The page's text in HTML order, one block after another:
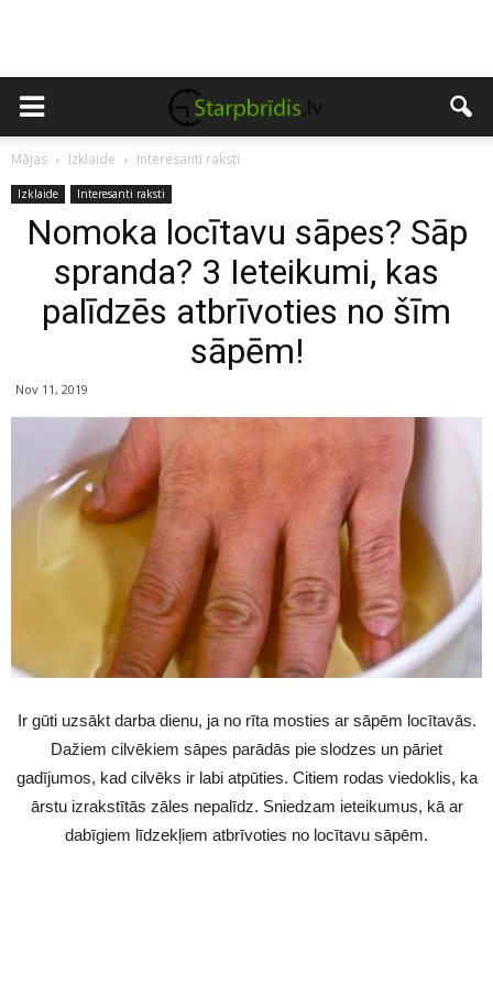
Mājas Izklaide Interesanti raksti
Izklaide Interesanti raksti
Nomoka locītavu sāpes? Sāp
spranda? 3 Ieteikumi, kas
palīdzēs atbrīvoties no šīm
sāpēm!
Nov 11, 2019
Ir gūti uzsākt darba dienu, ja no rīta mosties ar sāpēm locītavās.
Dažiem cilvēkiem sāpes parādās pie slodzes un pāriet
gadījumos, kad cilvēks ir labi atpūties. Citiem rodas viedoklis, ka
ārstu izrakstītās zāles nepalīdz. Sniedzam ieteikumus, kā ar
dabīgiem līdzekļiem atbrīvoties no locītavu sāpēm.